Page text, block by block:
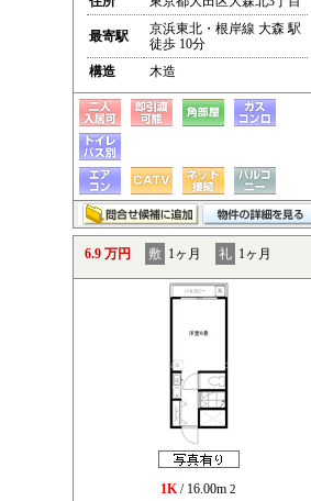
最寄駅
京浜東北・根岸線 大森 駅
徒歩 10分
構造
木造
6.9 万円 敷 1ヶ月 礼 1ヶ月
1K/ 16.00m 2